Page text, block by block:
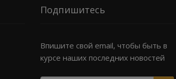
Подпишитесь
Впишите свой email, чтобы быть в
курсе наших последних новостей